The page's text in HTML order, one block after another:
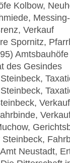
Kolbow,
Verkauf
Spornitz,
des Gesindes
Verkauf
Steinbeck,
Neustadt,